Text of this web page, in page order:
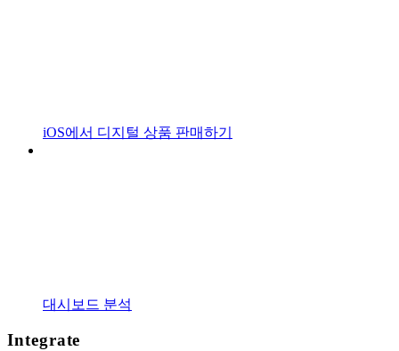
iOS에서 디지털 상품 판매하기
대시보드 분석
Integrate